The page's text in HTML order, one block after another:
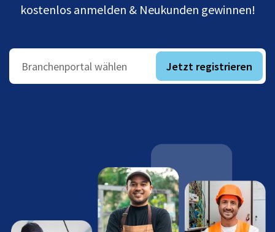
kostenlos anmelden & Neukunden gewinnen!
Branchenportal wählen Jetzt registrieren